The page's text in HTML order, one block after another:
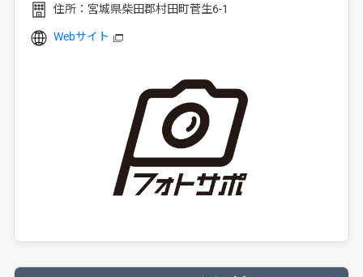
住所： 宮城県柴田郡村田町菅生6-1
Webサイト